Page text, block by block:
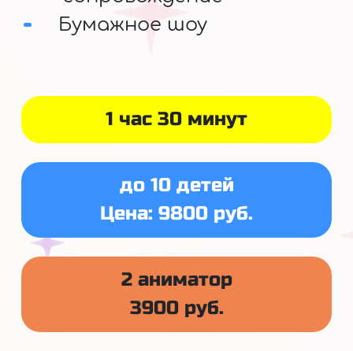
1 час 30 минут
до 10 детей
Цена: 9800 руб.
2 аниматор
3900 руб.
Бумажное шоу